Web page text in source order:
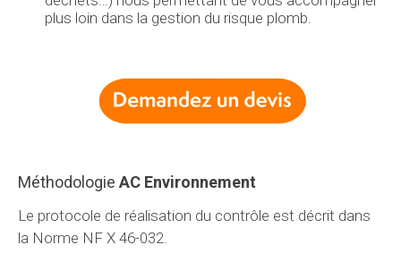
plus loin dans la gestion du risque plomb.
Méthodologie AC Environnement
Le protocole de réalisation du contrôle est décrit dans
la Norme NF X 46-032.